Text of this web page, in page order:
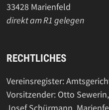
33428 Marienfeld
direkt am R1 gelegen
RECHTLICHES
Vereinsregister:
Vorsitzender: Otto
Josef Schürmann,